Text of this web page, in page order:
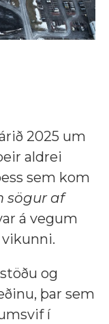
2025 um
aldrei
sem kom
sögur af
á vegum
vikunni.
og
þar sem
í